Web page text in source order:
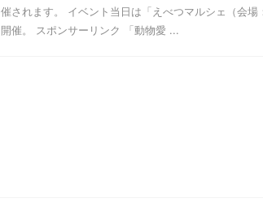
催されます。 イベント当日は「えべつマルシェ（会
開催。 スポンサーリンク 「動物愛 ...